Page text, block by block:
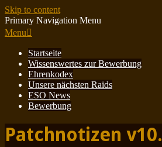
Skip to content
Primary Navigation Menu
Menu
Startseite
Wissenswertes zur Bewerbung
Ehrenkodex
Unsere nächsten Raids
ESO News
Bewerbung
Patchnotizen